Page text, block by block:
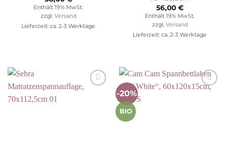
Enthält 19% MwSt.
zzgl. Versand
Lieferzeit: ca. 2-3 Werktage
56,00 €
Enthält 19% MwSt.
zzgl. Versand
Lieferzeit: ca. 2-3 Werktage
Auf die
-20%
BIO